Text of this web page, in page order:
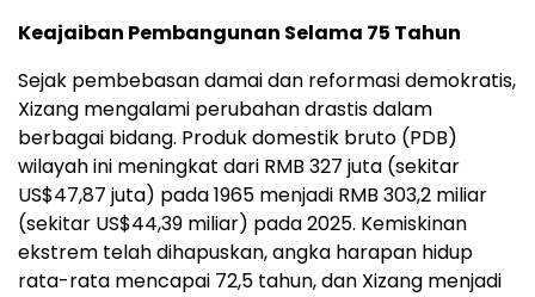
Keajaiban Pembangunan Selama 75 Tahun
Sejak pembebasan damai dan reformasi demokratis,
Xizang mengalami perubahan drastis dalam
berbagai bidang. Produk domestik bruto (PDB)
wilayah ini meningkat dari RMB 327 juta (sekitar
US$47,87 juta) pada 1965 menjadi RMB 303,2 miliar
(sekitar US$44,39 miliar) pada 2025. Kemiskinan
ekstrem telah dihapuskan, angka harapan hidup
rata-rata mencapai 72,5 tahun, dan Xizang menjadi